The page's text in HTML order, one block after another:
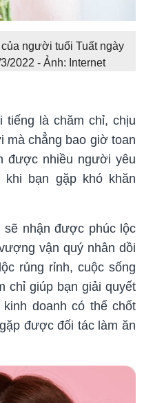
người tuổi Tuất ngày
2022 - Ảnh: Internet
là chăm chỉ, chịu
mà chẳng bao giờ toan
được nhiều người yêu
bạn gặp khó khăn
nhận được phúc lộc
vận quý nhân dồi
rủng rỉnh, cuộc sống
chỉ giúp bạn giải quyết
doanh có thể chốt
được đối tác làm ăn